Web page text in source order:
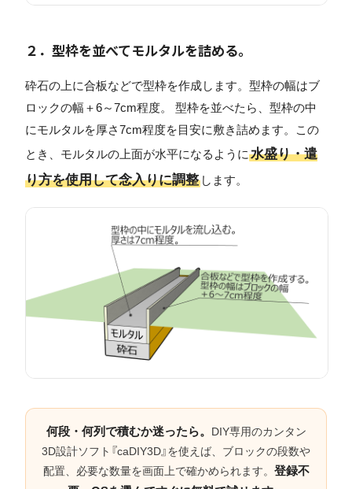
２．型枠を並べてモルタルを詰める。
砕石の上に合板などで型枠を作成します。型枠の幅はブ
ロックの幅＋6～7cm程度。 型枠を並べたら、型枠の中
にモルタルを厚さ7cm程度を目安に敷き詰めます。この
とき、モルタルの上面が水平になるように 水盛り・遣
り方を使用して念入りに調整 します。
何段・何列で積むか迷ったら。
DIY専用のカンタン
3D設計ソフト『caDIY3D』を使えば、ブロックの段数や
配置、必要な数量を画面上で確かめられます。 登録不